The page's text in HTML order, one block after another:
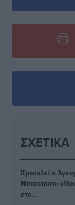
ΣΧΕΤΙΚΆ
Προκαλεί η
Μητσοτάκη:
στο…